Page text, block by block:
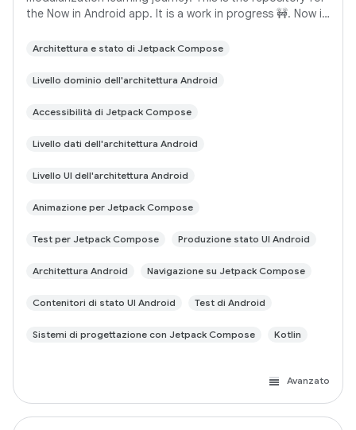
the Now in Android app. It is a work in progress 🚧. Now in
Architettura e stato di Jetpack Compose
Livello dominio dell'architettura Android
Accessibilità di Jetpack Compose
Livello dati dell'architettura Android
Livello UI dell'architettura Android
Animazione per Jetpack Compose
Test per Jetpack Compose Produzione stato UI Android
Architettura Android Navigazione su Jetpack Compose
Contenitori di stato UI Android Test di Android
Sistemi di progettazione con Jetpack Compose Kotlin
Avanzato